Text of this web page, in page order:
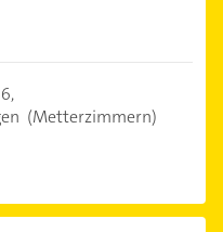
(Metterzimmern)